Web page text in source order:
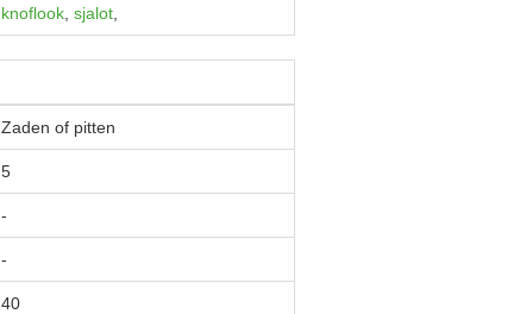
knoflook ,sjalot
Zaden of pitten
5
-
-
40